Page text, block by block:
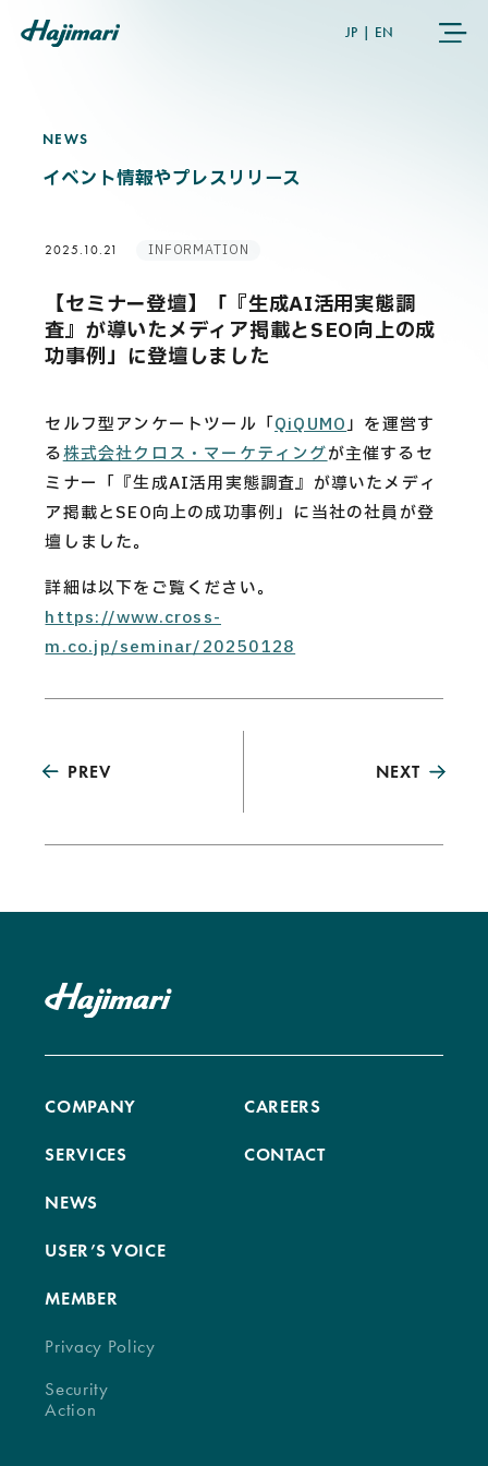
JP EN
COMPANY
NEWS
USER’S VOICE
MEMBERS
CAREERS
CONTACT
Privacy Policy
Security Action
NEWS
NEWS
イベント情報やプレスリリース
2025.10.21 INFORMATION
【セミナー登壇】「『生成AI活用実態調
査』が導いたメディア掲載とSEO向上の成
功事例」に登壇しました
セルフ型アンケートツール「QiQUMO」を運営す
る株式会社クロス・マーケティングが主催するセ
ミナー「『生成AI活用実態調査』が導いたメディ
ア掲載とSEO向上の成功事例」に当社の社員が登
壇しました。
詳細は以下をご覧ください。
https://www.cross-
m.co.jp/seminar/20250128
PREV NEXT
COMPANY
SERVICES
NEWS
USER’S VOICE
MEMBER
CAREERS
CONTACT
Privacy Policy
Security
Action